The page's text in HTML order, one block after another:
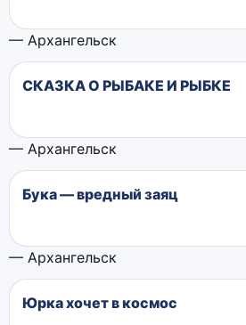
— Архангельск
СКАЗКА О РЫБАКЕ И РЫБКЕ
— Архангельск
Бука — вредный заяц
— Архангельск
Юрка хочет в космос